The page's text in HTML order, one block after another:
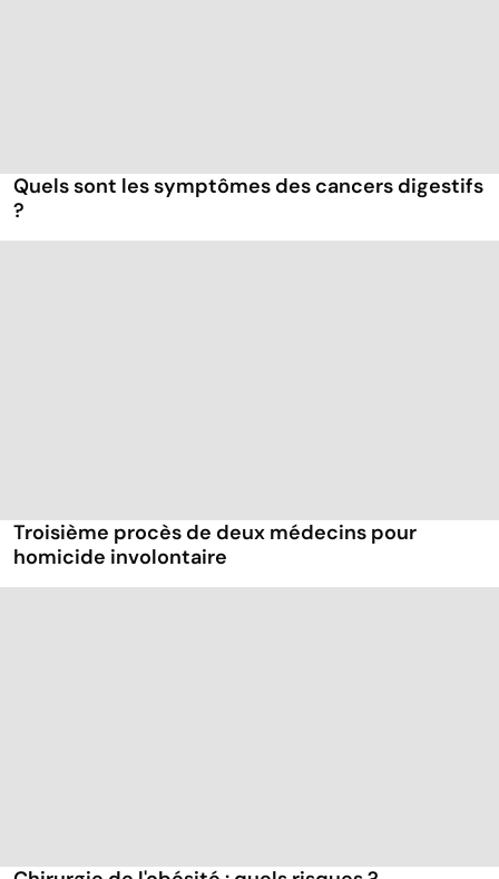
Quels sont les symptômes des cancers digestifs
?
Troisième procès de deux médecins pour
homicide involontaire